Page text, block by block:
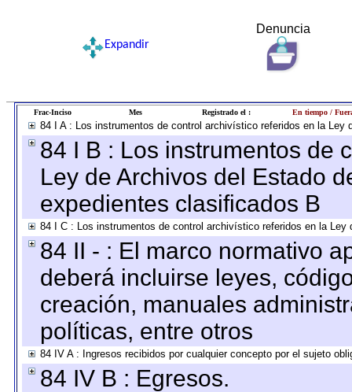
Denuncia
Expandir
Frac-Inciso Mes Registrado el : En tiempo /
84 I A : Los instrumentos de control archivístico referidos en la
84 I B : Los instrumentos de
Ley de Archivos del Estado
expedientes clasificados B
84 I C : Los instrumentos de control archivístico referidos en la
84 II - : El marco normativo
deberá incluirse leyes,
creación, manuales
políticas, entre otros
84 IV A : Ingresos recibidos por cualquier concepto por el sujeto
84 IV B : Egresos.